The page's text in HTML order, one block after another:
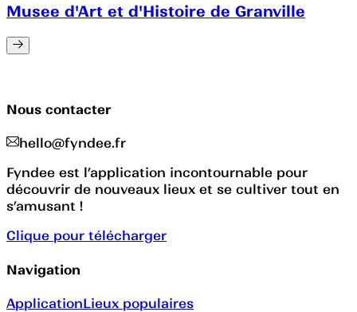
Musee d'Art et d'Histoire de Granville
Nous contacter
hello@fyndee.fr
Fyndee est l’application incontournable pour
découvrir de nouveaux lieux et se cultiver tout en
s’amusant !
Clique pour télécharger
Navigation
ApplicationLieux populaires